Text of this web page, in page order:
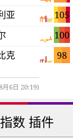
105
亚
100
98
克
月6日 20:19)
数 插件